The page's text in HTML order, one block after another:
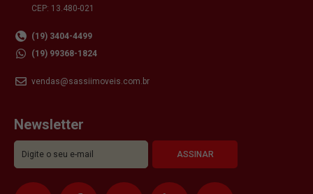
CEP: 13.480-021
(19) 3404-4499
(19) 99368-1824
vendas@sassiimoveis.com.br
Newsletter